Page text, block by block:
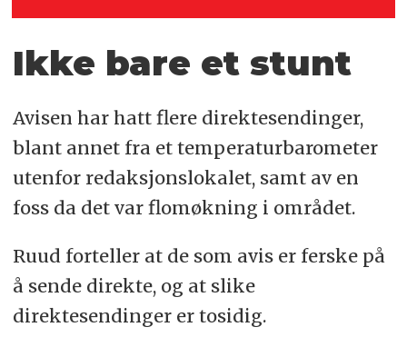
Ikke bare et stunt
Avisen har hatt flere direktesendinger,
blant annet fra et temperaturbarometer
utenfor redaksjonslokalet, samt av en
foss da det var flomøkning i området.
Ruud forteller at de som avis er ferske på
å sende direkte, og at slike
direktesendinger er tosidig.